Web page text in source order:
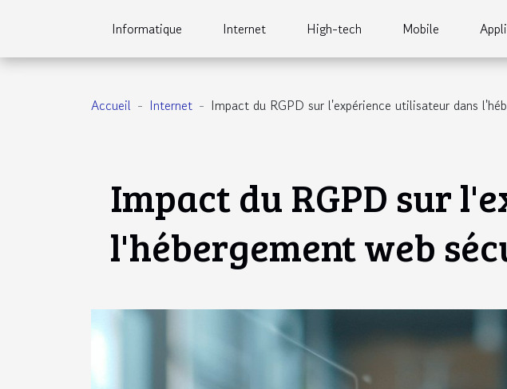
Informatique Internet High-tech Mobile
Accueil Internet Impact du RGPD sur l'expérience utilisateur dans
Impact du RGPD sur
l'hébergement web